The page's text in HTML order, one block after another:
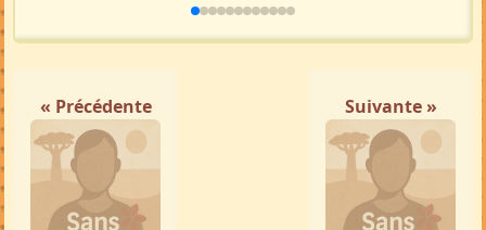
« Précédente Suivante »